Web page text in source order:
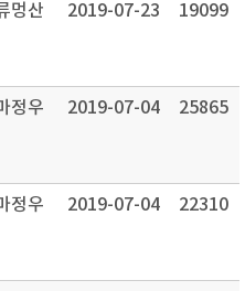
멍산 2019-07-23 19099
정우 2019-07-04 25865
정우 2019-07-04 22310